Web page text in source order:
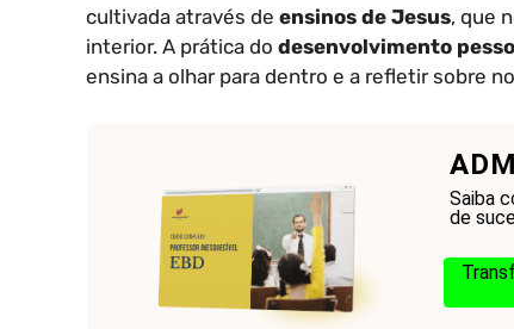
cultivada através de ensinos de Jesus, que
interior. A prática do desenvolvimento
ensina a olhar para dentro e a refletir sobre
Saiba
de